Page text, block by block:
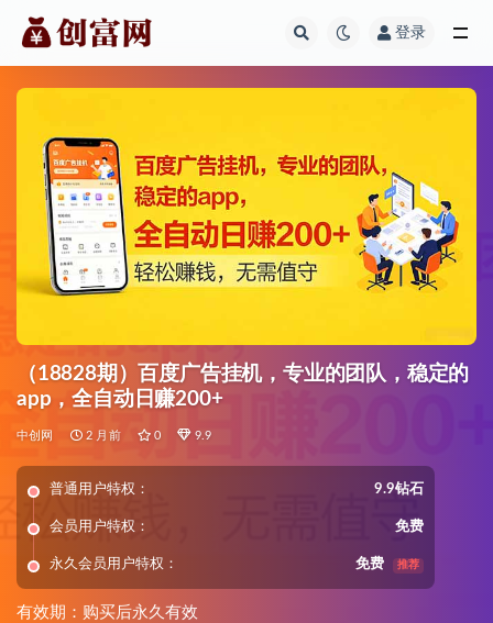
登录
（18828期）百度广告挂机，专业的团队，稳定的
app，全自动日赚200+
中创网 2 月前 0 9.9
普通用户特权： 9.9钻石
会员用户特权： 免费
永久会员用户特权： 免费 推荐
有效期：购买后永久有效